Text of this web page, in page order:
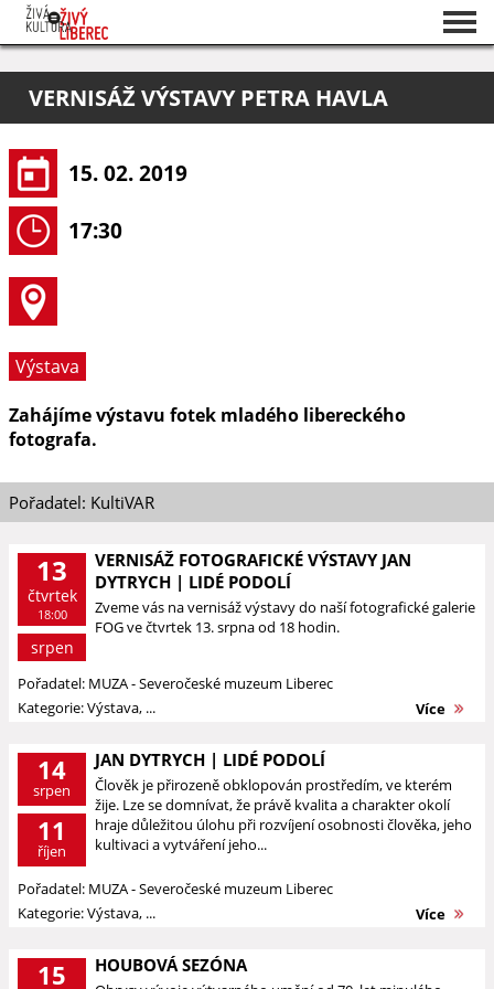
O projektu
Pořadatelé
VERNISÁŽ VÝSTAVY PETRA HAVLA
15. 02. 2019
17:30
Výstava
Zahájíme výstavu fotek mladého libereckého
fotografa.
Pořadatel: KultiVAR
13
čtvrtek
18:00
srpen
VERNISÁŽ FOTOGRAFICKÉ VÝSTAVY JAN
DYTRYCH | LIDÉ PODOLÍ
Zveme vás na vernisáž výstavy do naší fotografické galerie
FOG ve čtvrtek 13. srpna od 18 hodin.
Pořadatel: MUZA - Severočeské muzeum Liberec
Kategorie: Výstava, ...
Více
14
srpen
11
říjen
JAN DYTRYCH | LIDÉ PODOLÍ
Člověk je přirozeně obklopován prostředím, ve kterém
žije. Lze se domnívat, že právě kvalita a charakter okolí
hraje důležitou úlohu při rozvíjení osobnosti člověka, jeho
kultivaci a vytváření jeho...
Pořadatel: MUZA - Severočeské muzeum Liberec
Kategorie: Výstava, ...
Více
15 HOUBOVÁ SEZÓNA